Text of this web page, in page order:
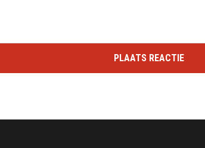
PLAATS REACTIE